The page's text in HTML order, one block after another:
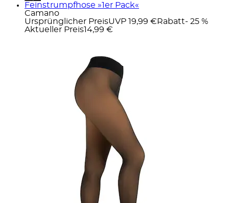
Feinstrumpfhose »1er Pack«
Camano
Ursprünglicher PreisUVP 19,99 € Rabatt- 25 %
Aktueller Preis14,99 €